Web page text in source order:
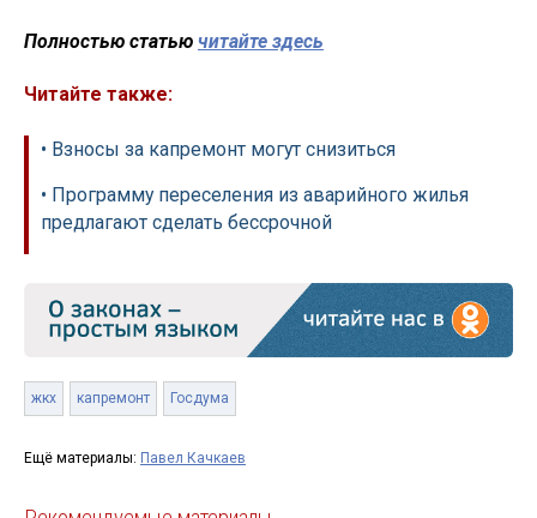
Полностью статью читайте здесь
Читайте также:
• Взносы за капремонт могут снизиться
• Программу переселения из аварийного жилья
предлагают сделать бессрочной
жкх капремонт Госдума
Ещё материалы: Павел Качкаев